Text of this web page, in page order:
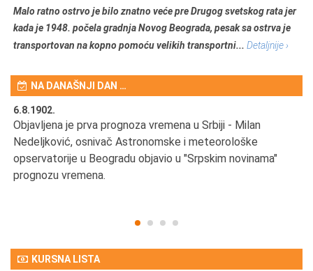
Malo ratno ostrvo je bilo znatno veće pre Drugog svetskog rata jer
kada je 1948. počela gradnja Novog Beograda, pesak sa ostrva je
transportovan na kopno pomoću velikih transportni... Detaljnije ›
NA DANAŠNJI DAN …
6.8.1902.
Objavljena je prva prognoza vremena u Srbiji - Milan
Nedeljković, osnivač Astronomske i meteorološke
opservatorije u Beogradu objavio u "Srpskim novinama"
prognozu vremena.
KURSNA LISTA